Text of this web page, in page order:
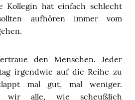
Kollegin hat einfach schlecht
aufhören immer vom
den Menschen. Jeder
irgendwie auf die Reihe zu
mal gut, mal weniger.
wir alle, wie scheußlich